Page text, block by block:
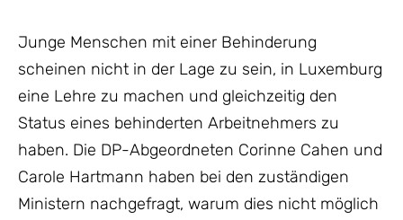
Junge Menschen mit einer Behinderung
scheinen nicht in der Lage zu sein, in Luxemburg
eine Lehre zu machen und gleichzeitig den
Status eines behinderten Arbeitnehmers zu
haben. Die DP-Abgeordneten Corinne Cahen und
Carole Hartmann haben bei den zuständigen
Ministern nachgefragt, warum dies nicht möglich